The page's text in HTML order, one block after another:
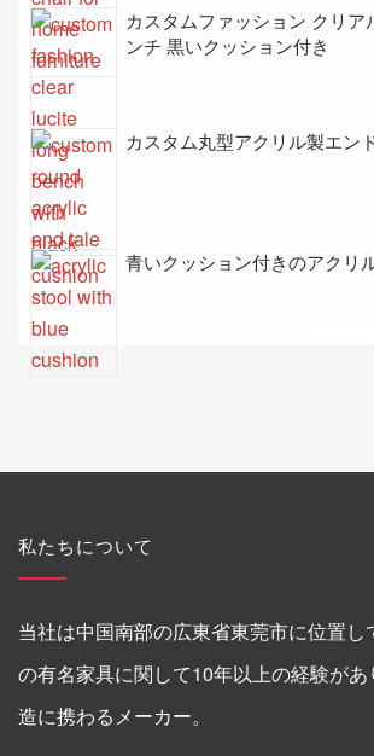
カスタムファッション クリ
ンチ 黒いクッション付き
カスタム丸型アクリル製エン
青いクッション付きのアクリ
私たちについて
当社は中国南部の広東省東莞市に位置し
の有名家具に関して10年以上の経験が
造に携わるメーカー。